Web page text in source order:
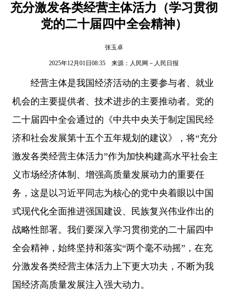
充分激发各类经营主体活力（学习贯彻
党的二十届四中全会精神）
张玉卓
2025年12月01日08:35 来源： 人民网－人民日报
经营主体是我国经济活动的主要参与者、就业
机会的主要提供者、技术进步的主要推动者。党的
二十届四中全会通过的《中共中央关于制定国民经
济和社会发展第十五个五年规划的建议》，将“充分
激发各类经营主体活力”作为加快构建高水平社会主
义市场经济体制、增强高质量发展动力的重要任
务，这是以习近平同志为核心的党中央着眼以中国
式现代化全面推进强国建设、民族复兴伟业作出的
战略性部署。我们要深入学习贯彻党的二十届四中
全会精神，始终坚持和落实“两个毫不动摇”，在充
分激发各类经营主体活力上下更大功夫，不断为我
国经济高质量发展注入强大动力。